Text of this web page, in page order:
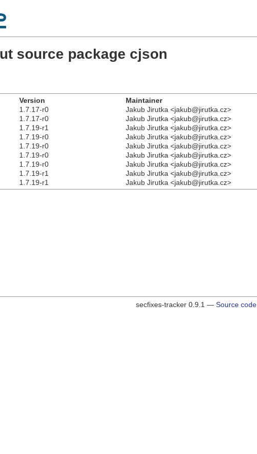
source package cjson
Version
Maintainer
1.7.17-r0
Jakub Jirutka <jakub@jirutka.cz>
1.7.17-r0
Jakub Jirutka <jakub@jirutka.cz>
1.7.19-r1
Jakub Jirutka <jakub@jirutka.cz>
1.7.19-r0
Jakub Jirutka <jakub@jirutka.cz>
1.7.19-r0
Jakub Jirutka <jakub@jirutka.cz>
1.7.19-r0
Jakub Jirutka <jakub@jirutka.cz>
1.7.19-r0
Jakub Jirutka <jakub@jirutka.cz>
1.7.19-r1
Jakub Jirutka <jakub@jirutka.cz>
1.7.19-r1 Jakub Jirutka <jakub@jirutka.cz>
secfixes-tracker 0.9.1 — Source code